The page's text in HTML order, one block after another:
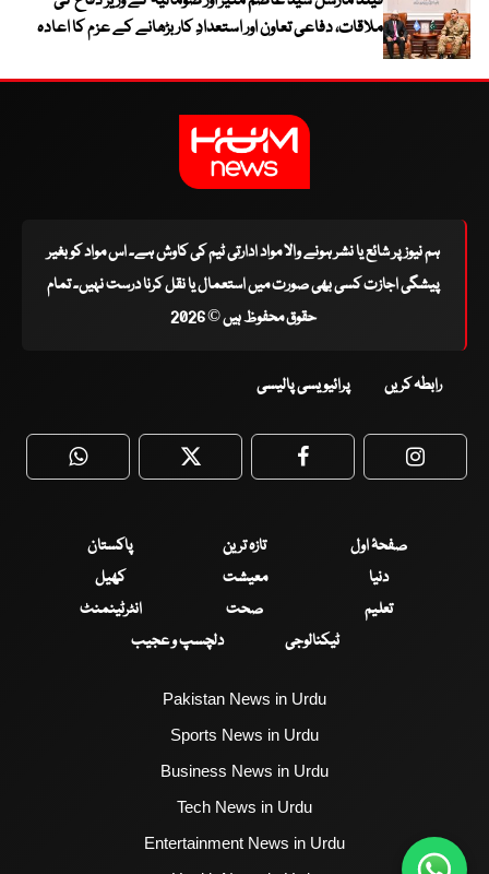
ملاقات، دفاعی تعاون اور استعدادِ کار بڑھانے کے عزم کا اعادہ
ہم نیوز پر شائع یا نشر ہونے والا مواد ادارتی ٹیم کی کاوش ہے۔ اس مواد کو بغیر
پیشگی اجازت کسی بھی صورت میں استعمال یا نقل کرنا درست نہیں۔ تمام
حقوق محفوظ ہیں © 2026
رابطہ کریں پرائیویسی پالیسی
WhatsApp Twitter Facebook
صفحۂ اول تازہ ترین
پاکستان
دنیا
معیشت
کھیل
تعلیم
صحت
انٹرٹینمنٹ
ٹیکنالوجی
دلچسپ و عجیب
Pakistan News in Urdu
Sports News in Urdu
Business News in Urdu
Tech News in Urdu
Entertainment News in Urdu